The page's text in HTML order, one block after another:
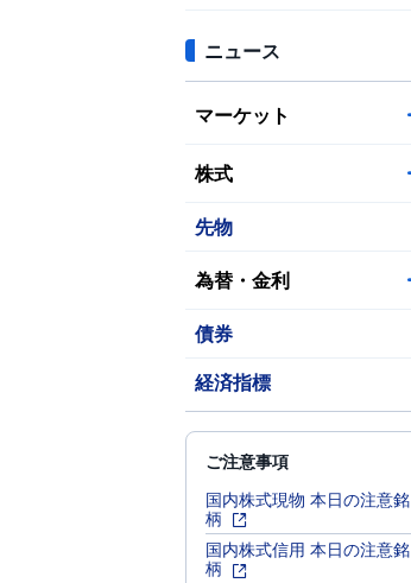
ニュース
マーケット
株式
先物
為替・金利
債券
経済指標
ご注意事項
国内株式現物 本日の注意銘
柄
国内株式信用 本日の注意銘
柄